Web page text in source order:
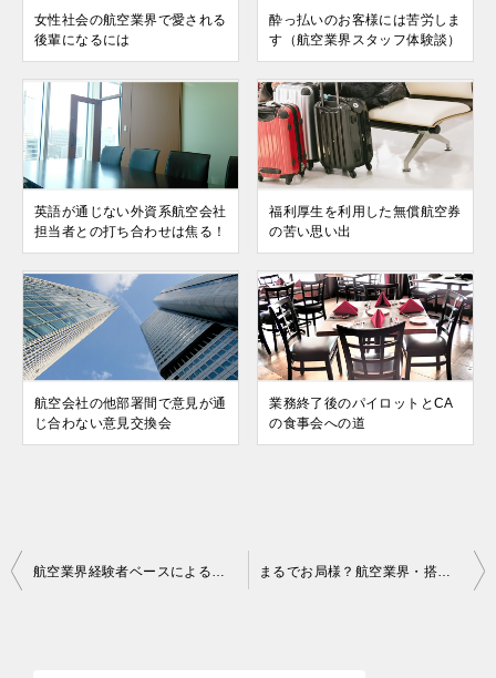
女性社会の航空業界で愛される
後輩になるには
酔っ払いのお客様には苦労しま
す（航空業界スタッフ体験談）
英語が通じない外資系航空会社
担当者との打ち合わせは焦る！
福利厚生を利用した無償航空券
の苦い思い出
航空会社の他部署間で意見が通
じ合わない意見交換会
業務終了後のパイロットとCA
の食事会への道
投
航空業界経験者ベースによる新規航空会社の難しさ まるでお局様？航空業界・搭降載部門のある先輩の感覚